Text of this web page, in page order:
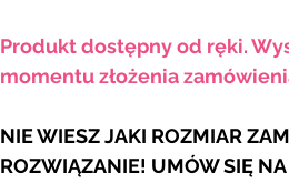
Produkt dostępny od ręki.
momentu złożenia
NIE WIESZ JAKI ROZMIAR
ROZWIĄZANIE! UMÓW SIĘ NA